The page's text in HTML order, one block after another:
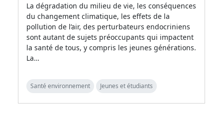
La dégradation du milieu de vie, les conséquences
du changement climatique, les effets de la
pollution de l’air, des perturbateurs endocriniens
sont autant de sujets préoccupants qui impactent
la santé de tous, y compris les jeunes générations.
La…
Santé environnement Jeunes et étudiants